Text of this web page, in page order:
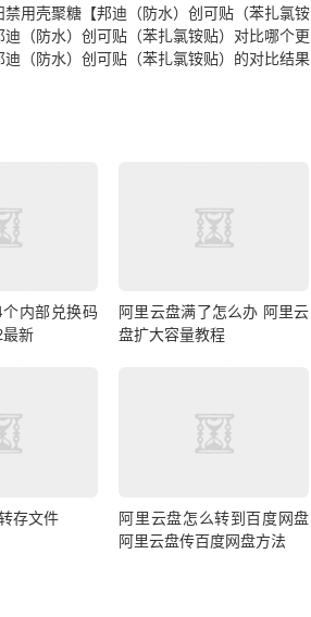
禁用壳聚糖【邦迪（防水）创可贴（苯扎氯铵
迪（防水）创可贴（苯扎氯铵贴）对比哪个更
迪（防水）创可贴（苯扎氯铵贴）的对比结果
内部兑换码
新
阿里云盘满了怎么办 阿里云
盘扩大容量教程
存文件
阿里云盘怎么转到百度网盘
阿里云盘传百度网盘方法